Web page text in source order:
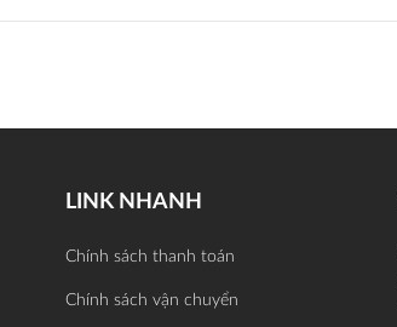
LINK NHANH
Chính sách thanh toán
Chính sách vận chuyển